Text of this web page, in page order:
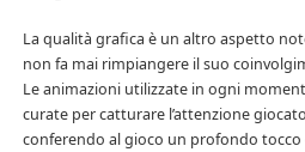
La qualità grafica è un altro aspetto
non fa mai rimpiangere il suo
Le animazioni utilizzate in ogni
curate per catturare l’attenzione
conferendo al gioco un profondo